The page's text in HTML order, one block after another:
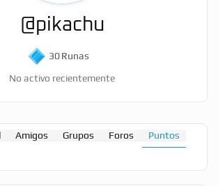
@pikachu
30Runas
No activo recientemente
Amigos Grupos Foros Puntos